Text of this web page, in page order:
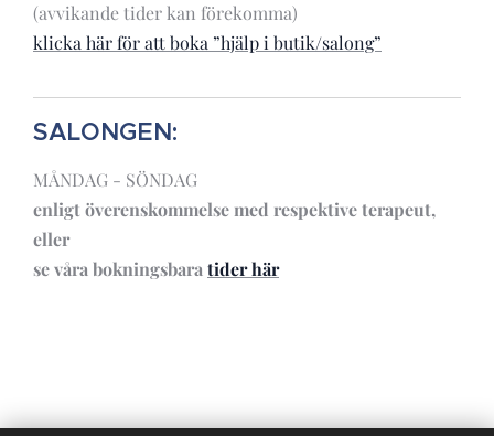
(avvikande tider kan förekomma)
klicka här för att boka ”hjälp i butik/salong”
SALONGEN:
MÅNDAG - SÖNDAG
enligt överenskommelse med respektive terapeut,
eller
se våra bokningsbara tider här